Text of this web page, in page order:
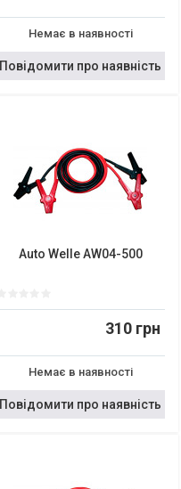
Немає в наявності
Повідомити про наявність
Auto Welle AW04-500
310 грн
Немає в наявності
Повідомити про наявність